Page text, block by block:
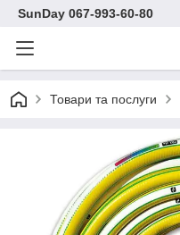
SunDay 067-993-60-80
Товари та послуги